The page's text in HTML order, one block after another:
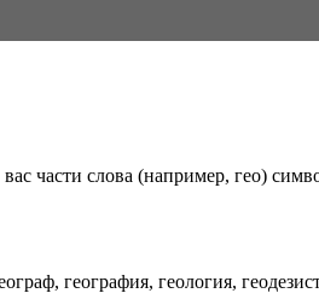
части слова (например, гео)
география, геология,